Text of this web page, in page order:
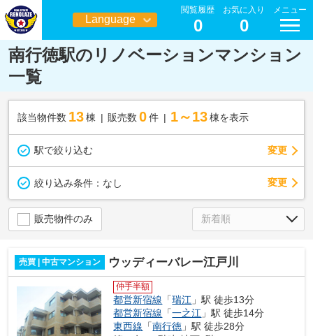
Language
日本語
閲覧履歴
0
お気に入り
0
メニュー
南行徳駅のリノベーションマンション
一覧
該当物件数 13棟 販売数 0 件 1～13 棟を表示
駅で絞り込む 変更
絞り込み条件： なし 変更
販売物件のみ
売買 | 中古マンション ウッディーバレー江戸川
仲手半額
都営新宿線 「瑞江 」駅 徒歩13分
都営新宿線 「一之江 」駅 徒歩14分
東西線 「南行徳 」駅 徒歩28分